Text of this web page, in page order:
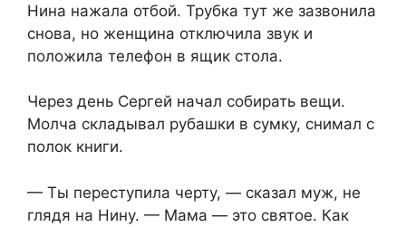
Нина нажала отбой. Трубка тут же зазвонила
снова, но женщина отключила звук и
положила телефон в ящик стола.
Через день Сергей начал собирать вещи.
Молча складывал рубашки в сумку, снимал с
полок книги.
— Ты переступила черту, — сказал муж, не
глядя на Нину. — Мама — это святое. Как